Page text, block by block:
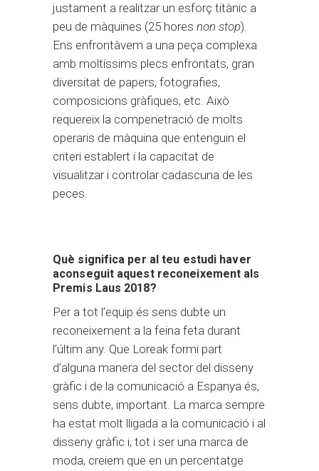
justament a realitzar un esforç titànic a
peu de màquines (25 hores non stop).
Ens enfrontàvem a una peça complexa
amb moltíssims plecs enfrontats, gran
diversitat de papers, fotografies,
composicions gràfiques, etc. Això
requereix la compenetració de molts
operaris de màquina que entenguin el
criteri establert i la capacitat de
visualitzar i controlar cadascuna de les
peces.
Què significa per al teu estudi haver
aconseguit aquest reconeixement als
Premis Laus 2018?
Per a tot l’equip és sens dubte un
reconeixement a la feina feta durant
l’últim any. Que Loreak formi part
d’alguna manera del sector del disseny
gràfic i de la comunicació a Espanya és,
sens dubte, important. La marca sempre
ha estat molt lligada a la comunicació i al
disseny gràfic i, tot i ser una marca de
moda, creiem que en un percentatge